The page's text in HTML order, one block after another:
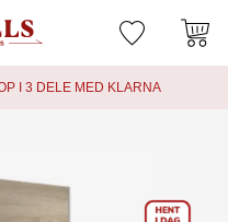
I 3 DELE MED KLARNA